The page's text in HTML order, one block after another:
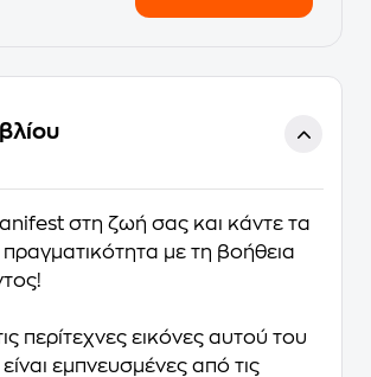
στη ζωή σας και κάντε τα
με τη βοήθεια
περίτεχνες εικόνες αυτού του
εμπνευσμένες από τις